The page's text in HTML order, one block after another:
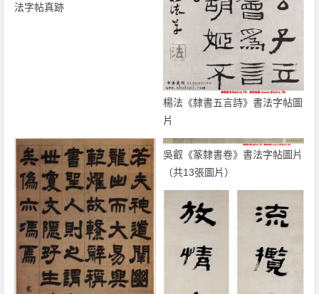
法字帖真跡
楊法《隸書五言詩》書法字帖圖
片
吳叡《篆隸書卷》書法字帖圖片
（共13張圖片）